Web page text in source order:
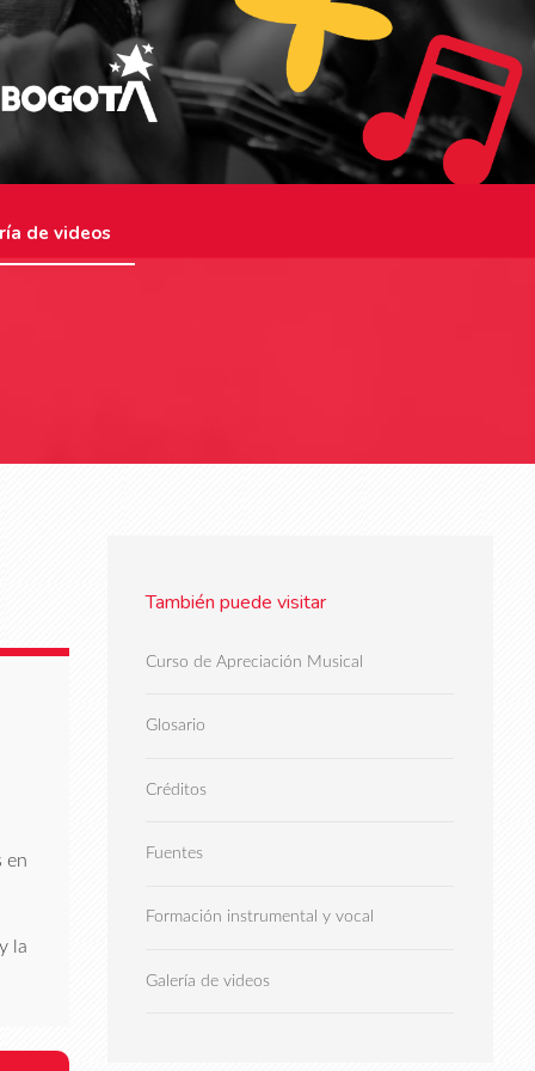
de videos
en
la
También puede visitar
Curso de Apreciación Musical
Glosario
Créditos
Fuentes
Formación instrumental y vocal
Galería de videos